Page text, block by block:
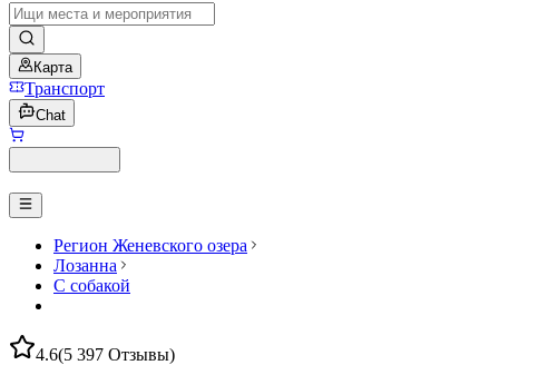
Карта
Транспорт
Chat
Регион Женевского озера
Лозанна
С собакой
4.6(5 397 Отзывы)